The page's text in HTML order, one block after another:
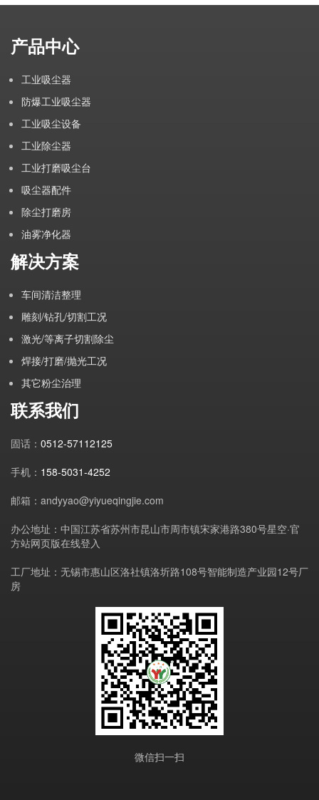
产品中心
工业吸尘器
防爆工业吸尘器
工业吸尘设备
工业除尘器
工业打磨吸尘台
吸尘器配件
除尘打磨房
油雾净化器
解决方案
车间清洁整理
雕刻/钻孔/切割工况
激光/等离子切割除尘
焊接/打磨/抛光工况
其它粉尘治理
联系我们
固话： 0512-57112125
手机： 158-5031-4252
邮箱：andyyao@yiyueqingjie.com
办公地址：中国江苏省苏州市昆山市周市镇宋家港路380号星空·官
方站网页版在线登入
工厂地址：无锡市惠山区洛社镇洛圻路108号智能制造产业园12号厂
房
微信扫一扫